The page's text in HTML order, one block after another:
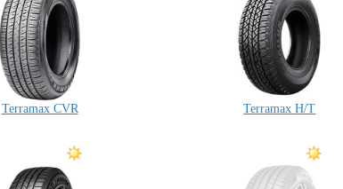
Terramax CVR Terramax H/T